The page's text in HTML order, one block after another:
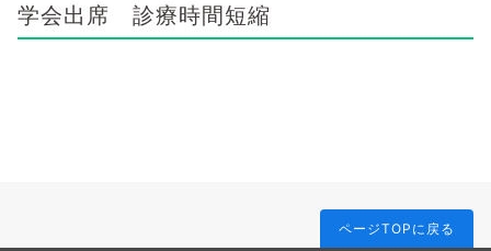
学会出席 診療時間短縮
ページTOPに戻る